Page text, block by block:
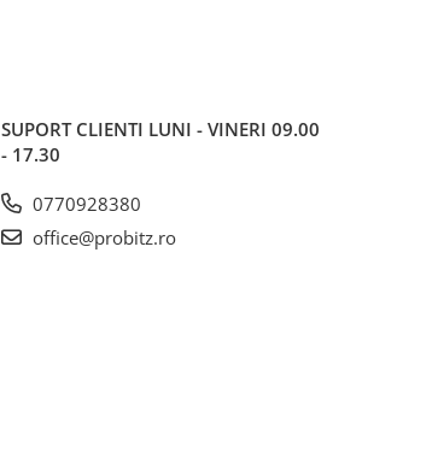
SUPORT CLIENTI LUNI - VINERI 09.00
- 17.30
0770928380
office@probitz.ro